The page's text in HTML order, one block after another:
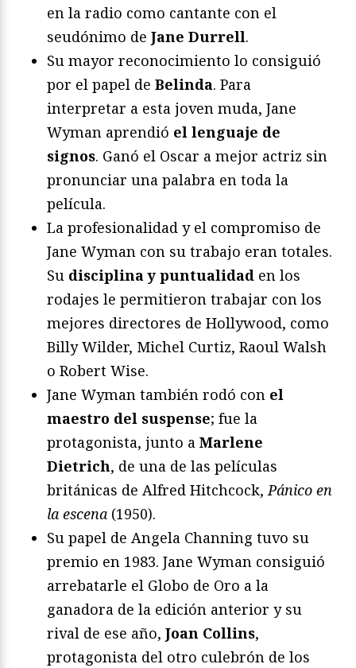
en la radio como cantante con el
seudónimo de Jane Durrell.
Su mayor reconocimiento lo consiguió
por el papel de Belinda. Para
interpretar a esta joven muda, Jane
Wyman aprendió el lenguaje de
signos. Ganó el Oscar a mejor actriz sin
pronunciar una palabra en toda la
película.
La profesionalidad y el compromiso de
Jane Wyman con su trabajo eran totales.
Su disciplina y puntualidad en los
rodajes le permitieron trabajar con los
mejores directores de Hollywood, como
Billy Wilder, Michel Curtiz, Raoul Walsh
o Robert Wise.
Jane Wyman también rodó con el
maestro del suspense; fue la
protagonista, junto a Marlene
Dietrich, de una de las películas
británicas de Alfred Hitchcock,Pánico en
la escena (1950).
Su papel de Angela Channing tuvo su
premio en 1983. Jane Wyman consiguió
arrebatarle el Globo de Oro a la
ganadora de la edición anterior y su
rival de ese año, Joan Collins,
protagonista del otro culebrón de los